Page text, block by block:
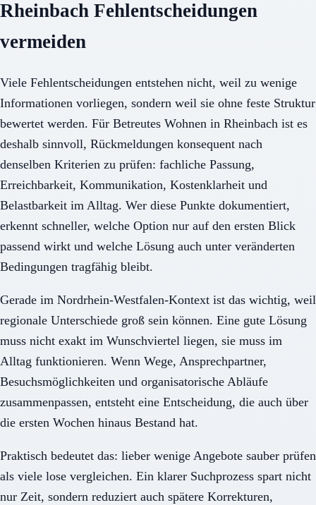
Rheinbach Fehlentscheidungen
vermeiden
Viele Fehlentscheidungen entstehen nicht, weil zu wenige
Informationen vorliegen, sondern weil sie ohne feste Struktur
bewertet werden. Für Betreutes Wohnen in Rheinbach ist es
deshalb sinnvoll, Rückmeldungen konsequent nach
denselben Kriterien zu prüfen: fachliche Passung,
Erreichbarkeit, Kommunikation, Kostenklarheit und
Belastbarkeit im Alltag. Wer diese Punkte dokumentiert,
erkennt schneller, welche Option nur auf den ersten Blick
passend wirkt und welche Lösung auch unter veränderten
Bedingungen tragfähig bleibt.
Gerade im Nordrhein-Westfalen-Kontext ist das wichtig, weil
regionale Unterschiede groß sein können. Eine gute Lösung
muss nicht exakt im Wunschviertel liegen, sie muss im
Alltag funktionieren. Wenn Wege, Ansprechpartner,
Besuchsmöglichkeiten und organisatorische Abläufe
zusammenpassen, entsteht eine Entscheidung, die auch über
die ersten Wochen hinaus Bestand hat.
Praktisch bedeutet das: lieber wenige Angebote sauber prüfen
als viele lose vergleichen. Ein klarer Suchprozess spart nicht
nur Zeit, sondern reduziert auch spätere Korrekturen,